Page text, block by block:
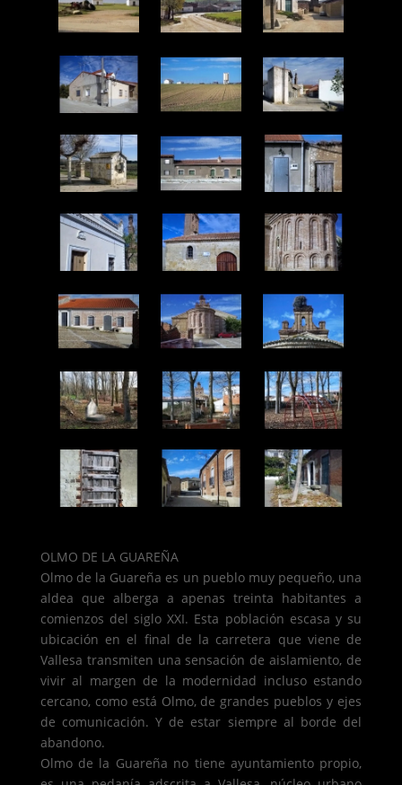
OLMO DE LA GUAREÑA
Olmo de la Guareña es un pueblo muy pequeño, una
aldea que alberga a apenas treinta habitantes a
comienzos del siglo XXI. Esta población escasa y su
ubicación en el final de la carretera que viene de
Vallesa transmiten una sensación de aislamiento, de
vivir al margen de la modernidad incluso estando
cercano, como está Olmo, de grandes pueblos y ejes
de comunicación. Y de estar siempre al borde del
abandono.
Olmo de la Guareña no tiene ayuntamiento propio,